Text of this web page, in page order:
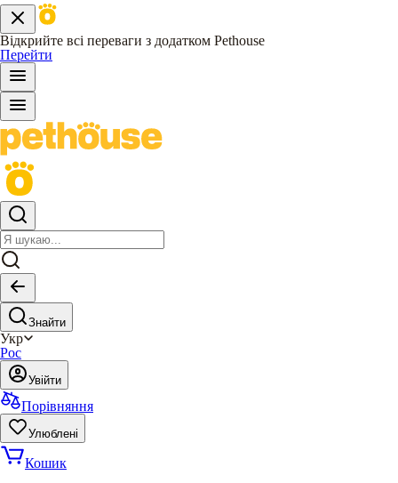
Відкрийте всі переваги з додатком Pethouse
Перейти
Знайти
Укр
Рос
Увійти
Порівняння
Улюблені
Кошик